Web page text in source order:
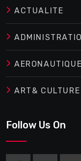
ACTUALITE
AERONAUTIQUE
ART& CULTURE
Follow Us On